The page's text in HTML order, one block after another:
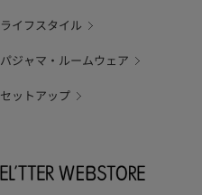
ライフスタイル
パジャマ・ルームウェア
セットアップ